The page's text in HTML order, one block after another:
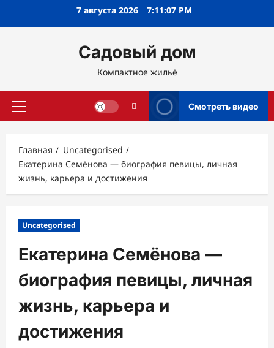
7 августа 2026 7:11:08 PM
Садовый дом
Компактное жильё
Основное
Смотреть видео
Главная
Uncategorised
Екатерина Семёнова — биография певицы, личная
жизнь, карьера и достижения
Uncategorised
Екатерина Семёнова —
биография певицы, личная
жизнь, карьера и
достижения